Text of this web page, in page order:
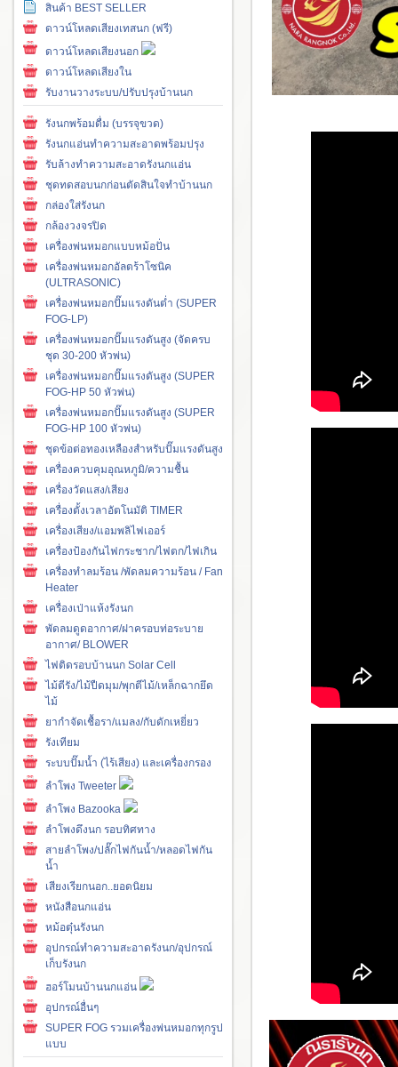
สินค้า BEST SELLER
ดาวน์โหลดเสียงเทสนก (ฟรี)
ดาวน์โหลดเสียงนอก
ดาวน์โหลดเสียงใน
รับงานวางระบบ/ปรับปรุงบ้านนก
รังนกพร้อมดื่ม (บรรจุขวด)
รังนกแอ่นทำความสะอาดพร้อมปรุง
รับล้างทำความสะอาดรังนกแอ่น
ชุดทดสอบนกก่อนตัดสินใจทำบ้านนก
กล่องใส่รังนก
กล้องวงจรปิด
เครื่องพ่นหมอกแบบหม้อปั่น
เครื่องพ่นหมอกอัลตร้าโซนิค
(ULTRASONIC)
เครื่องพ่นหมอกปั๊มแรงดันต่ำ (SUPER
FOG-LP)
เครื่องพ่นหมอกปั๊มแรงดันสูง (จัดครบ
ชุด 30-200 หัวพ่น)
เครื่องพ่นหมอกปั๊มแรงดันสูง (SUPER
FOG-HP 50 หัวพ่น)
เครื่องพ่นหมอกปั๊มแรงดันสูง (SUPER
FOG-HP 100 หัวพ่น)
ชุดข้อต่อทองเหลืองสำหรับปั๊มแรงดันสูง
เครื่องควบคุมอุณหภูมิ/ความชื้น
เครื่องวัดแสง/เสียง
เครื่องตั้งเวลาอัตโนมัติ TIMER
เครื่องเสียง/แอมพลิไฟเออร์
เครื่องป้องกันไฟกระชาก/ไฟตก/ไฟเกิน
เครื่องทำลมร้อน /พัดลมความร้อน / Fan
Heater
เครื่องเป่าแห้งรังนก
พัดลมดูดอากาศ/ฝาครอบท่อระบาย
อากาศ/ BLOWER
ไฟติดรอบบ้านนก Solar Cell
ไม้ตีรัง/ไม้ปืดมุม/พุกตีไม้/เหล็กฉากยึด
ไม้
ยากำจัดเชื้อรา/แมลง/กับดักเหยี่ยว
รังเทียม
ระบบปั๊มน้ำ (ไร้เสียง) และเครื่องกรอง
ลำโพง Tweeter
ลำโพง Bazooka
ลำโพงดึงนก รอบทิศทาง
สายลำโพง/ปลั๊กไฟกันน้ำ/หลอดไฟกัน
น้ำ
เสียงเรียกนอก..ยอดนิยม
หนังสือนกแอ่น
หม้อตุ๋นรังนก
อุปกรณ์ทำความสะอาดรังนก/อุปกรณ์
เก็บรังนก
ฮอร์โมนบ้านนกแอ่น
อุปกรณ์อื่นๆ
SUPER FOG รวมเครื่องพ่นหมอกทุกรูป
แบบ